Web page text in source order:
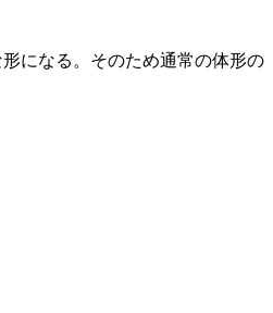
になる。そのため通常の体形の